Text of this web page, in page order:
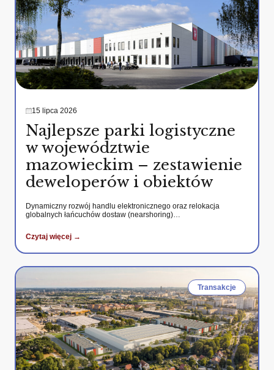
15 lipca 2026
Najlepsze parki logistyczne
w województwie
mazowieckim – zestawienie
deweloperów i obiektów
Dynamiczny rozwój handlu elektronicznego oraz relokacja
globalnych łańcuchów dostaw (nearshoring)…
Czytaj więcej →
Transakcje